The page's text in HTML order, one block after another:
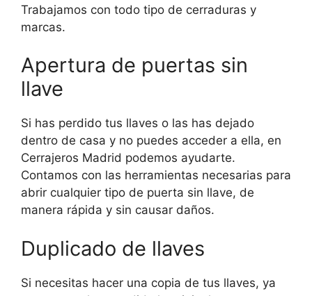
Trabajamos con todo tipo de cerraduras y
marcas.
Apertura de puertas sin
llave
Si has perdido tus llaves o las has dejado
dentro de casa y no puedes acceder a ella, en
Cerrajeros Madrid podemos ayudarte.
Contamos con las herramientas necesarias para
abrir cualquier tipo de puerta sin llave, de
manera rápida y sin causar daños.
Duplicado de llaves
Si necesitas hacer una copia de tus llaves, ya